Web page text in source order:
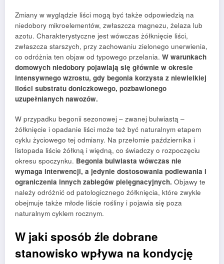
Zmiany w wyglądzie liści mogą być także odpowiedzią na
niedobory mikroelementów, zwłaszcza magnezu, żelaza lub
azotu. Charakterystyczne jest wówczas żółknięcie liści,
zwłaszcza starszych, przy zachowaniu zielonego unerwienia,
co odróżnia ten objaw od typowego przelania. W warunkach
domowych niedobory pojawiają się głównie w okresie
intensywnego wzrostu, gdy begonia korzysta z niewielkiej
ilości substratu doniczkowego, pozbawionego
uzupełnianych nawozów.
W przypadku begonii sezonowej – zwanej bulwiastą –
żółknięcie i opadanie liści może też być naturalnym etapem
cyklu życiowego tej odmiany. Na przełomie października i
listopada liście żółkną i więdną, co świadczy o rozpoczęciu
okresu spoczynku. Begonia bulwiasta wówczas nie
wymaga interwencji, a jedynie dostosowania podlewania i
ograniczenia innych zabiegów pielęgnacyjnych. Objawy te
należy odróżnić od patologicznego żółknięcia, które zwykle
obejmuje także młode liście rośliny i pojawia się poza
naturalnym cyklem rocznym.
W jaki sposób źle dobrane
stanowisko wpływa na kondycję